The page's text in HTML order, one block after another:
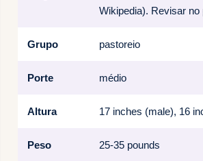
Wikipedia). Revisar
Grupo pastoreio
Porte médio
Altura 17 inches (male), 16
Peso 25-35 pounds